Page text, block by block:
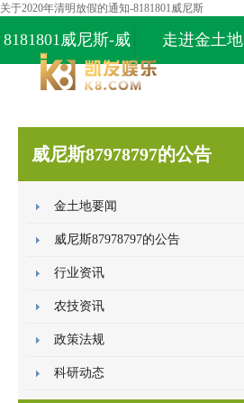
关于2020年清明放假的通知-8181801威尼斯
8181801威尼斯-威
尼斯87978797
走进金土地
威尼斯87978797的公告
金土地要闻
威尼斯87978797的公告
行业资讯
农技资讯
政策法规
科研动态